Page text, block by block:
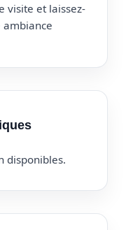
visite et laissez-
ambiance
disponibles.